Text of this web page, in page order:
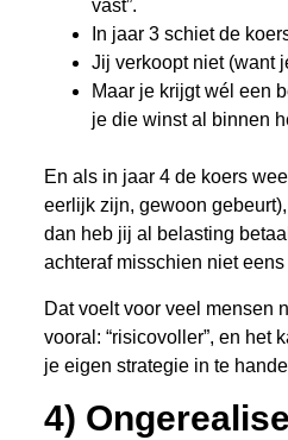
vast”.
In jaar 3 schiet de
Jij verkoopt niet (want
Maar je krijgt wél een
je die winst al binnen
En als in jaar 4 de koers
eerlijk zijn, gewoon gebeurt),
dan heb jij al belasting
achteraf misschien niet
Dat voelt voor veel mensen
vooral: “risicovoller”, en het
je eigen strategie in te
4)